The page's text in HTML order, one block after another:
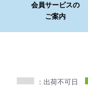
会員サービスの
ご案内
：出荷不可日